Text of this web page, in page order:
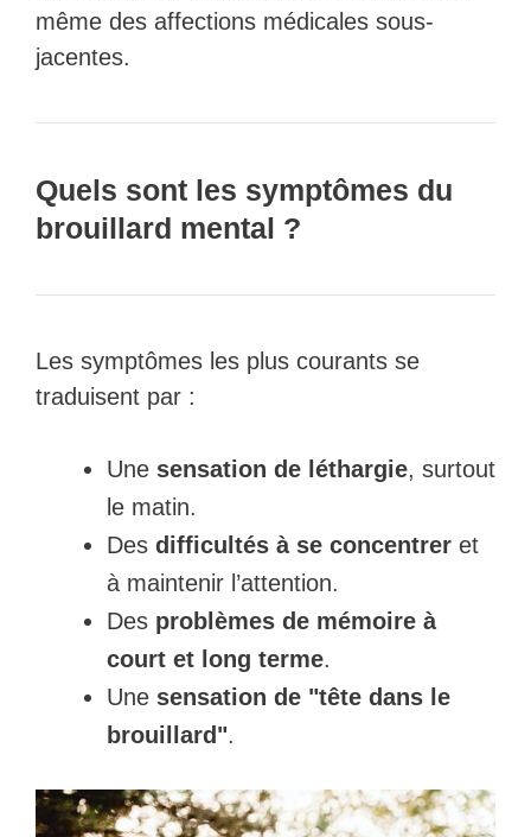
même des affections médicales sous-
jacentes.
Quels sont les symptômes du
brouillard mental ?
Les symptômes les plus courants se
traduisent par :
Une sensation de léthargie, surtout
le matin.
Des difficultés à se concentrer et
à maintenir l’attention.
Des problèmes de mémoire à
court et long terme.
Une sensation de "tête dans le
brouillard".